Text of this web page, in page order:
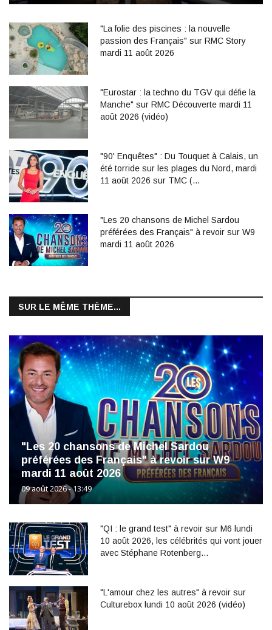
"La folie des piscines : la nouvelle
passion des Français" sur RMC Story
mardi 11 août 2026
"Eurostar : la techno du TGV qui défie la
Manche" sur RMC Découverte mardi 11
août 2026 (vidéo)
"90' Enquêtes" : Du Touquet à Calais, un
été torride sur les plages du Nord, mardi
11 août 2026 sur TMC (…
"Les 20 chansons de Michel Sardou
préférées des Français" à revoir sur W9
mardi 11 août 2026
SUR LE MÊME THÈME...
"Les 20 chansons de Michel Sardou
préférées des Français" à revoir sur W9
mardi 11 août 2026
09 août 2026 - 13:49
"QI : le grand test" à revoir sur M6 lundi
10 août 2026, les célébrités qui vont jouer
avec Stéphane Rotenberg…
"L'amour chez les autres" à revoir sur
Culturebox lundi 10 août 2026 (vidéo)